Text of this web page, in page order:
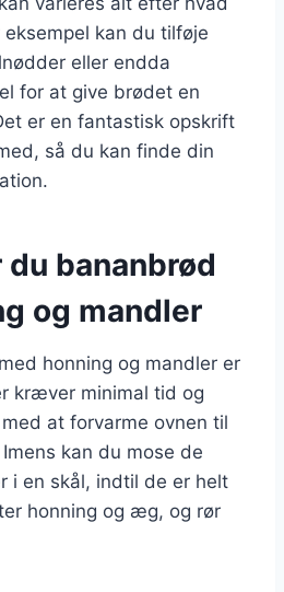
kan du tilføje
eller endda
for at give brødet en
er en fantastisk opskrift
så du kan finde din
du bananbrød
og mandler
honning og mandler er
kræver minimal tid og
at forvarme ovnen til
kan du mose de
i en skål, indtil de er helt
honning og æg, og rør